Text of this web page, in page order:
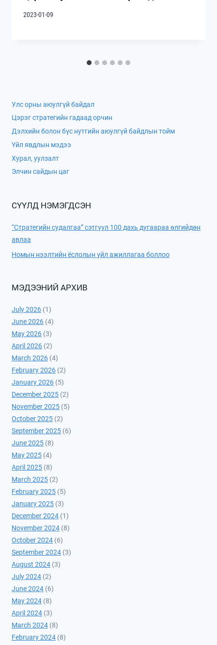
2023-01-09
Улс орны аюулгүй байдал
Цэрэг стратегийн гадаад орчин
Дэлхийн болон бүс нутгийн аюулгүй байдлын тойм
Үйл явдлын мэдээ
Хурал, уулзалт
Элчин сайдын цаг
СҮҮЛД НЭМЭГДСЭН
“Стратегийн судалгаа” сэтгүүл 100 дахь дугаараа өлгийдөн
авлаа
Номын нээлтийн ёслолын үйл ажиллагаа боллоо
МЭДЭЭНИЙ АРХИВ
July 2026 (1)
June 2026 (4)
May 2026 (3)
April 2026 (2)
March 2026 (4)
February 2026 (2)
January 2026 (5)
December 2025 (2)
November 2025 (5)
October 2025 (2)
September 2025 (6)
June 2025 (8)
May 2025 (4)
April 2025 (8)
March 2025 (2)
February 2025 (5)
January 2025 (3)
December 2024 (1)
November 2024 (8)
October 2024 (6)
September 2024 (3)
August 2024 (3)
July 2024 (2)
June 2024 (6)
May 2024 (8)
April 2024 (3)
March 2024 (8)
February 2024 (8)